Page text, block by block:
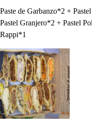
Paste de Garbanzo*2 +
Pastel Granjero*2 + Pastel
Rappi*1